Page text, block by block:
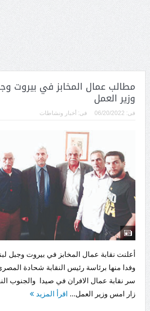
مطالب عمال المخابز في بيروت
وزير العمل
فى: 06/20/2022 فى: أخبار ونشاطات
أعلنت نقابة عمال المخابز في بيروت وجبل
وفدا منها برئاسة رئيس النقابة شحادة
سر نقابة عمال الافران في صيدا والجنوب
زار امس وزير العمل... اقرأ المزيد